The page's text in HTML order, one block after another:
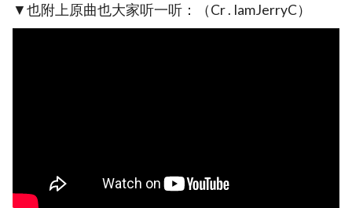
▼也附上原曲也大家听一听：（Cr . IamJerryC）